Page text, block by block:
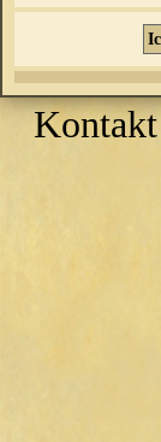
Kontakt